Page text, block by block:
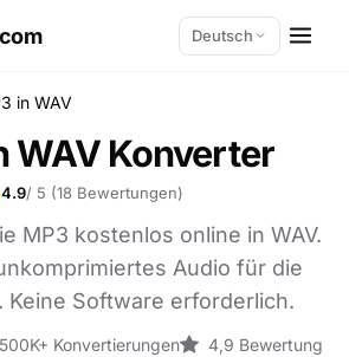
Deutsch
in WAV
WAV Konverter
4.9/ 5 (18 Bewertungen)
MP3 kostenlos online in WAV.
Audio für die
Keine Software erforderlich.
500K+ Konvertierungen
4,9 Bewertung